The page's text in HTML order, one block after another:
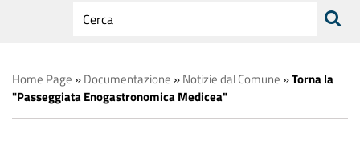
testo
da
cercare
ricerca
Home Page »Documentazione »Notizie dal Comune »Torna la
"Passeggiata Enogastronomica Medicea"